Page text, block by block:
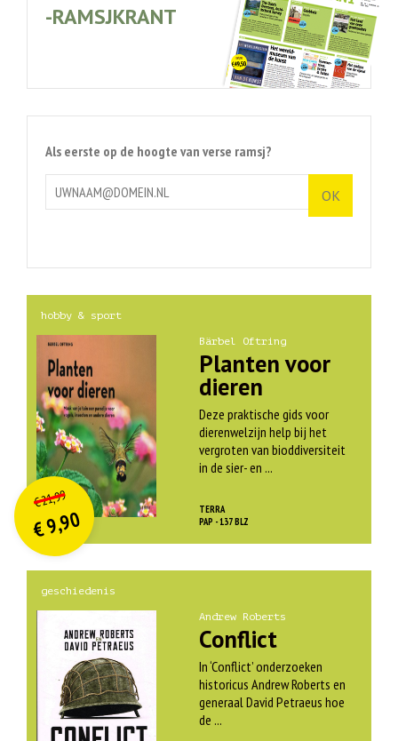
-RAMSJKRANT
Als eerste op de hoogte van verse ramsj?
hobby & sport
Bärbel Oftring
Planten voor
dieren
Deze praktische gids voor
dierenwelzijn help bij het
vergroten van bioddiversiteit
in de sier- en ...
TERRA
PAP - 137 BLZ
€21,99O
orspr
onkelijke
prijs
was:
€ 21,99.
€9,90
Huidige
prijs
is:
€ 9,90.
geschiedenis
Andrew Roberts
Conflict
In ‘Conflict’ onderzoeken
historicus Andrew Roberts en
generaal David Petraeus hoe
de ...